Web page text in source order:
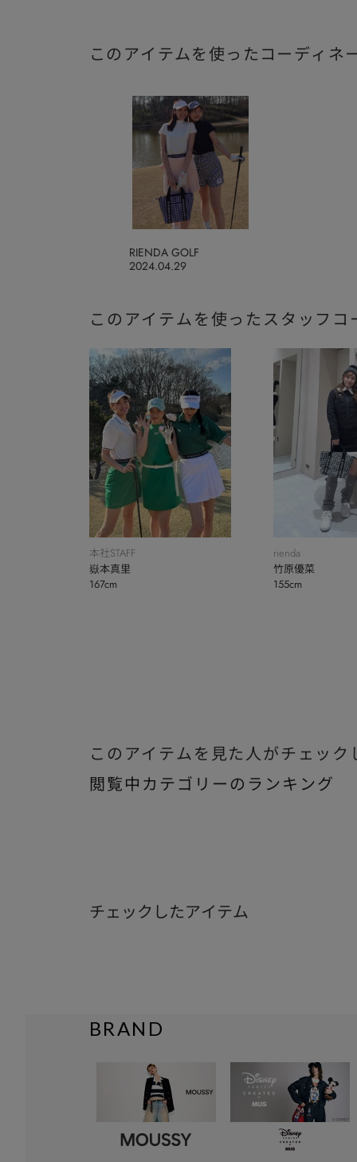
このアイテムを使ったコーディネ
2024.04.29
RIENDA GOLF
このアイテムを使ったスタッフコ
本社STAFF
嶽本真里
167cm
rienda
竹原優菜
155cm
このアイテムを見た人がチェック
閲覧中カテゴリーのランキング
チェックしたアイテム
BRAND